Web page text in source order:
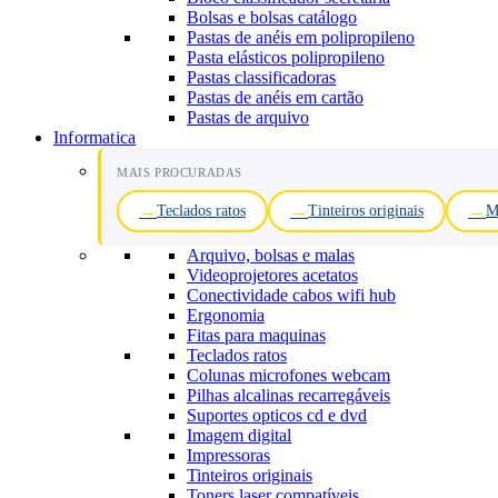
Bolsas e bolsas catálogo
Pastas de anéis em polipropileno
Pasta elásticos polipropileno
Pastas classificadoras
Pastas de anéis em cartão
Pastas de arquivo
Informatica
MAIS PROCURADAS
Teclados ratos Tinteiros originais
Arquivo, bolsas e malas
Videoprojetores acetatos
Conectividade cabos wifi hub
Ergonomia
Fitas para maquinas
Teclados ratos
Colunas microfones webcam
Pilhas alcalinas recarregáveis
Suportes opticos cd e dvd
Imagem digital
Impressoras
Tinteiros originais